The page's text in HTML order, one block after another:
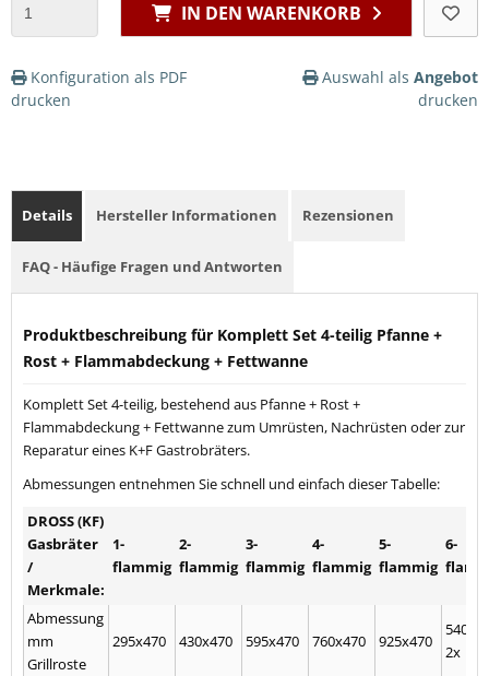
IN DEN WARENKORB
Konfiguration als PDF
drucken
Auswahl als Angebot
drucken
Details Hersteller Informationen Rezensionen
FAQ - Häufige Fragen und Antworten
Produktbeschreibung für Komplett Set 4-teilig Pfanne +
Rost + Flammabdeckung + Fettwanne
Komplett Set 4-teilig, bestehend aus Pfanne + Rost +
Flammabdeckung + Fettwanne zum Umrüsten, Nachrüsten oder zur
Reparatur eines K+F Gastrobräters.
Abmessungen entnehmen Sie schnell und einfach dieser Tabelle:
DROSS (KF)
Gasbräter
/
Merkmale:
1-
flammig
2-
flammig
3-
flammig
4-
flammig
5-
flammig
6-
Abmessung
mm
Grillroste
295x470 430x470 595x470 760x470 925x470
2x